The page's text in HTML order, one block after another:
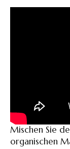
Mischen Sie
organischen